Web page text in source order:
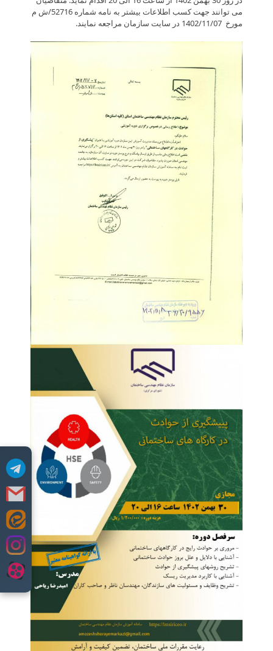
Skip
content
می توانند جهت کسب اطلاعات بیشتر به نامه شماره 52716/ش م
مورخ 1402/11/07 در سایت سازمان مراجعه نمایند.